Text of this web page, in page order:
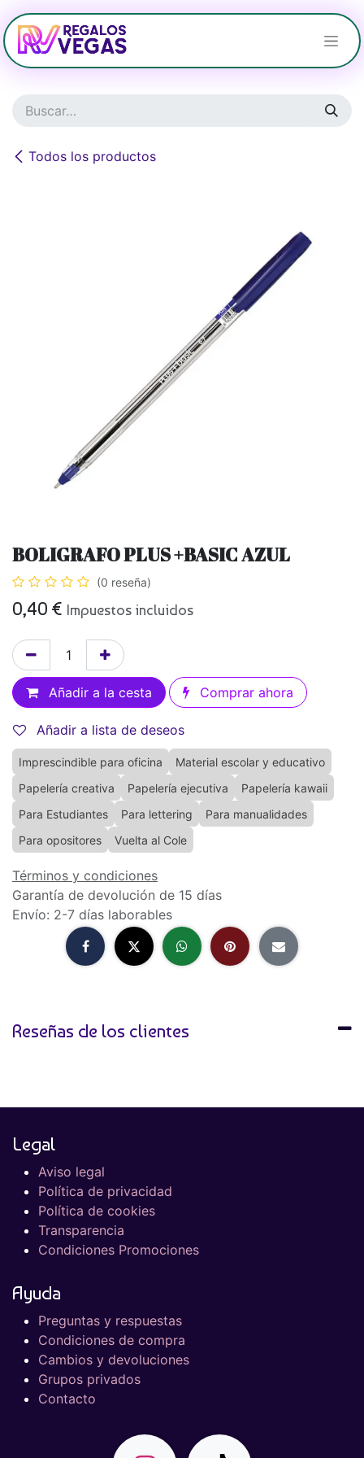
Ir al contenido
Todos los productos
BOLIGRAFO PLUS +BASIC AZUL
(0 reseña)
0,40 € Impuestos incluidos
Añadir a la cesta Comprar ahora
Añadir a lista de deseos
Imprescindible para oficina
Material escolar y educativo
Papelería creativa
Papelería ejecutiva
Papelería kawaii
Para Estudiantes
Para lettering
Para manualidades
Para opositores
Vuelta al Cole
Términos y condiciones
Garantía de devolución de 15 días
Envío: 2-7 días laborables
Reseñas de los clientes
Legal
Aviso legal
Política de privacidad
Política de cookies
Transparencia
Condiciones Promociones
Ayuda
Preguntas y respuestas
Condiciones de compra
Cambios y devoluciones
Grupos privados
Contacto